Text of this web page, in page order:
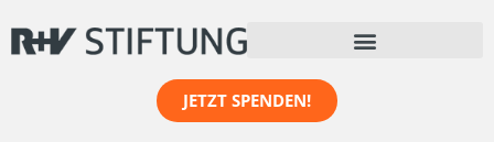
JETZT SPENDEN!